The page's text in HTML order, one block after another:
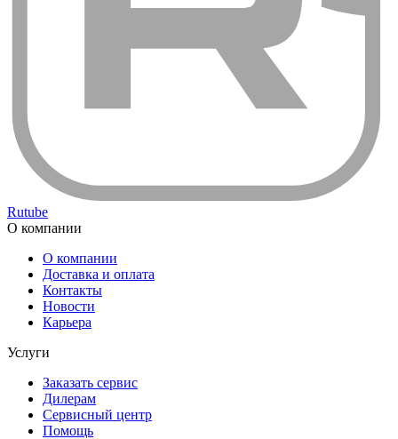
Rutube
О компании
О компании
Доставка и оплата
Контакты
Новости
Карьера
Услуги
Заказать сервис
Дилерам
Сервисный центр
Помощь